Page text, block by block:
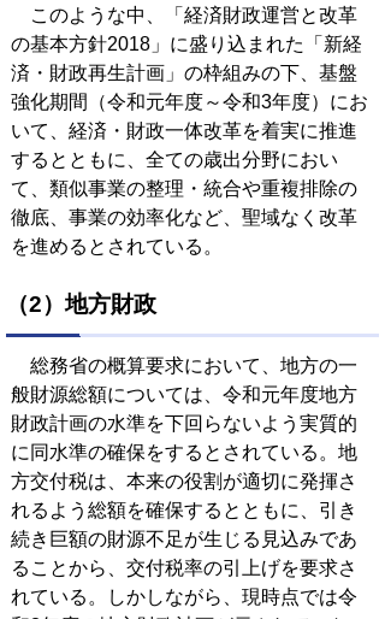
このような中、「経済財政運営と改革
の基本方針2018」に盛り込まれた「新経
済・財政再生計画」の枠組みの下、基盤
強化期間（令和元年度～令和3年度）にお
いて、経済・財政一体改革を着実に推進
するとともに、全ての歳出分野におい
て、類似事業の整理・統合や重複排除の
徹底、事業の効率化など、聖域なく改革
を進めるとされている。
（2）地方財政
総務省の概算要求において、地方の一
般財源総額については、令和元年度地方
財政計画の水準を下回らないよう実質的
に同水準の確保をするとされている。地
方交付税は、本来の役割が適切に発揮さ
れるよう総額を確保するとともに、引き
続き巨額の財源不足が生じる見込みであ
ることから、交付税率の引上げを要求さ
れている。しかしながら、現時点では令